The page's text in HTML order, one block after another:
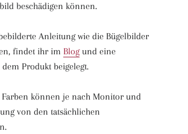
beschädigen können.
Anleitung wie die Bügelbilder
findet ihr im Blogund eine
Produkt beigelegt.
Farben können je nach Monitor und
von den tatsächlichen